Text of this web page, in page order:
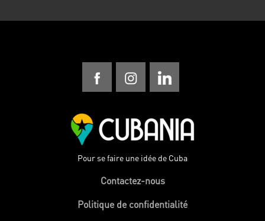
Pour se faire une idée de Cuba
Contactez-nous
Politique de confidentialité